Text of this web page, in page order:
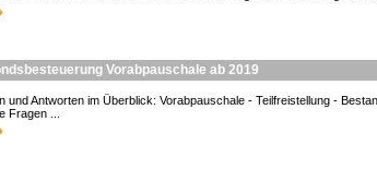
Vorabpauschale ab 2019
und Antworten im Überblick: Vorabpauschale - Teilfreistellung -
Fragen ...